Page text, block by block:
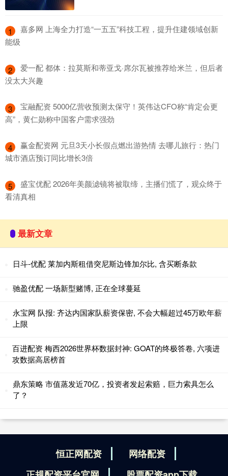
1
​嘉多网 上海全力打造“一五五”科技工程，提升住建领域创新
能级
2
​爱一配 都体：拉莫斯和蒂亚戈·席尔瓦被推荐给米兰，但后者
没太大兴趣
3
​宝融配资 5000亿营收预测太保守！英伟达CFO称“肯定会更
高”，黄仁勋称中国客户需求强劲
4
​赢金配资网 元旦3天小长假点燃出游热情 去哪儿旅行：热门
城市酒店预订同比增长3倍
5
​盛宝优配 2026年美颜滤镜将被取缔，主播们慌了，观众终于
看清真相
最新文章
日斗-优配 莱加内斯租借突尼斯边锋加尔比, 含买断条款
驰盈优配 一场新型赌博, 正在全球蔓延
永宝网 队报: 齐达内国家队薪资保密, 不会大幅超过45万欧年薪
上限
百进配资 梅西2026世界杯数据封神: GOAT的终极答卷, 六项进
攻数据高居榜首
鼎东策略 市值蒸发近70亿，投资者发起索赔，巨力索具怎么
了？
恒正网配资
网络配资